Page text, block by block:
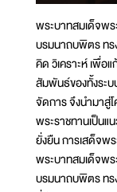
พระบาทสมเด็จพ
บรมนาถบพิตร ทร
คิด วิเคราะห์ เพื่อ
สัมพันธ์ของทั้งระบ
จัดการ จึงนำมาสู่
พระราชทานเป็นแ
ยั่งยืน การเสด็จพ
พระบาทสมเด็จพ
บรมนาถบพิตร ทร